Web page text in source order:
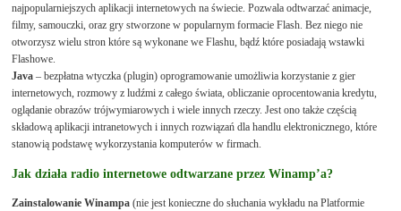
najpopularniejszych aplikacji internetowych na świecie. Pozwala odtwarzać animacje,
filmy, samouczki, oraz gry stworzone w popularnym formacie Flash. Bez niego nie
otworzysz wielu stron które są wykonane we Flashu, bądź które posiadają wstawki
Flashowe.
Java – bezpłatna wtyczka (plugin) oprogramowanie umożliwia korzystanie z gier
internetowych, rozmowy z ludźmi z całego świata, obliczanie oprocentowania kredytu,
oglądanie obrazów trójwymiarowych i wiele innych rzeczy. Jest ono także częścią
składową aplikacji intranetowych i innych rozwiązań dla handlu elektronicznego, które
stanowią podstawę wykorzystania komputerów w firmach.
Jak działa radio internetowe odtwarzane przez Winamp’a?
Zainstalowanie Winampa (nie jest konieczne do słuchania wykładu na Platformie